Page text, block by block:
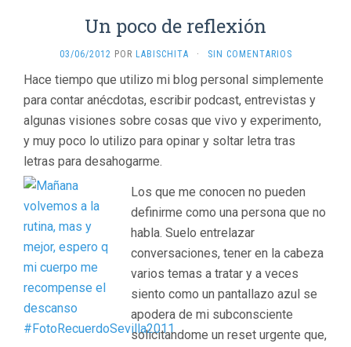
Un poco de reflexión
03/06/2012 POR LABISCHITA · SIN COMENTARIOS
Hace tiempo que utilizo mi blog personal simplemente
para contar anécdotas, escribir podcast, entrevistas y
algunas visiones sobre cosas que vivo y experimento,
y muy poco lo utilizo para opinar y soltar letra tras
letras para desahogarme.
Los que me conocen no pueden
definirme como una persona que no
habla. Suelo entrelazar
conversaciones, tener en la cabeza
varios temas a tratar y a veces
siento como un pantallazo azul se
apodera de mi subconsciente
solicitandome un reset urgente que,